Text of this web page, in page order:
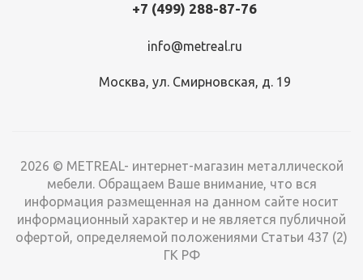
+7 (499) 288-87-76
info@metreal.ru
Москва, ул. Смирновская, д. 19
2026 © METREAL- интернет-магазин металлической
мебели. Обращаем Ваше внимание, что вся
информация размещенная на данном сайте носит
информационный характер и не является публичной
офертой, определяемой положениями Статьи 437 (2)
ГК РФ